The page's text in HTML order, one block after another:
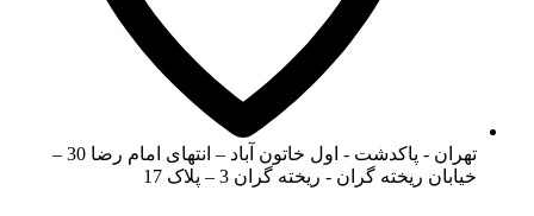
تهران - پاکدشت - اول خاتون آباد – انتهای امام رضا 30 –
خیابان ریخته گران - ریخته گران 3 – پلاک 17